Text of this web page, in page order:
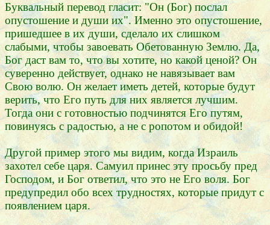
Буквальный перевод гласит: "Он (Бог) послал
опустошение и души их". Именно это опустошение,
пришедшее в их души, сделало их слишком
слабыми, чтобы завоевать Обетованную Землю. Да,
Бог даст вам то, что вы хотите, но какой ценой? Он
суверенно действует, однако не навязывает вам
Свою волю. Он желает иметь детей, которые будут
верить, что Его путь для них является лучшим.
Тогда они с готовностью подчинятся Его путям,
повинуясь с радостью, а не с ропотом и обидой!
Другой пример этого мы видим, когда Израиль
захотел себе царя. Самуил принес эту просьбу пред
Господом, и Бог ответил, что это не Его воля. Бог
предупредил обо всех трудностях, которые придут с
появлением царя.